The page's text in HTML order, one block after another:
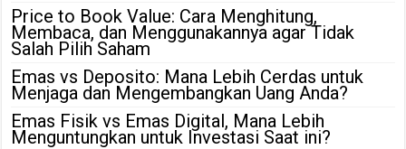
Price to Book Value: Cara Menghitung,
Membaca, dan Menggunakannya agar Tidak
Salah Pilih Saham
Emas vs Deposito: Mana Lebih Cerdas untuk
Menjaga dan Mengembangkan Uang Anda?
Emas Fisik vs Emas Digital, Mana Lebih
Menguntungkan untuk Investasi Saat ini?